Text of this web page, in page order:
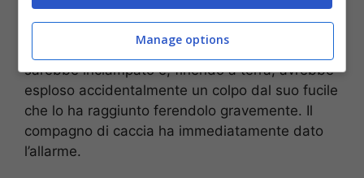
insieme ad un collega, per una battuta di caccia
alla
riferisce la redazione de
La Nazione
sarebbe inciampato e, finendo a terra, avrebbe
esploso accidentalmente un colpo dal suo fucile
che lo ha raggiunto ferendolo gravemente. Il
compagno di caccia ha immediatamente dato
l’allarme.
Manage options